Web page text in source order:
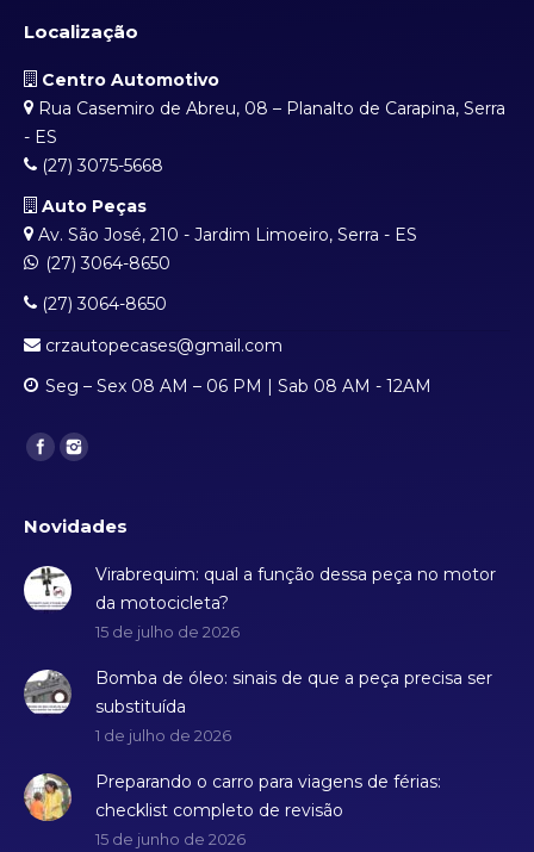
Localização
Centro Automotivo
Rua Casemiro de Abreu, 08 – Planalto de Carapina, Serra
- ES
(27) 3075-5668
Auto Peças
Av. São José, 210 - Jardim Limoeiro, Serra - ES
(27) 3064-8650
(27) 3064-8650
crzautopecases@gmail.com
Seg – Sex 08 AM – 06 PM | Sab 08 AM - 12AM
Find us on:
Novidades
Virabrequim: qual a função dessa peça no motor
da motocicleta?
15 de julho de 2026
Bomba de óleo: sinais de que a peça precisa ser
substituída
1 de julho de 2026
Preparando o carro para viagens de férias:
checklist completo de revisão
15 de junho de 2026